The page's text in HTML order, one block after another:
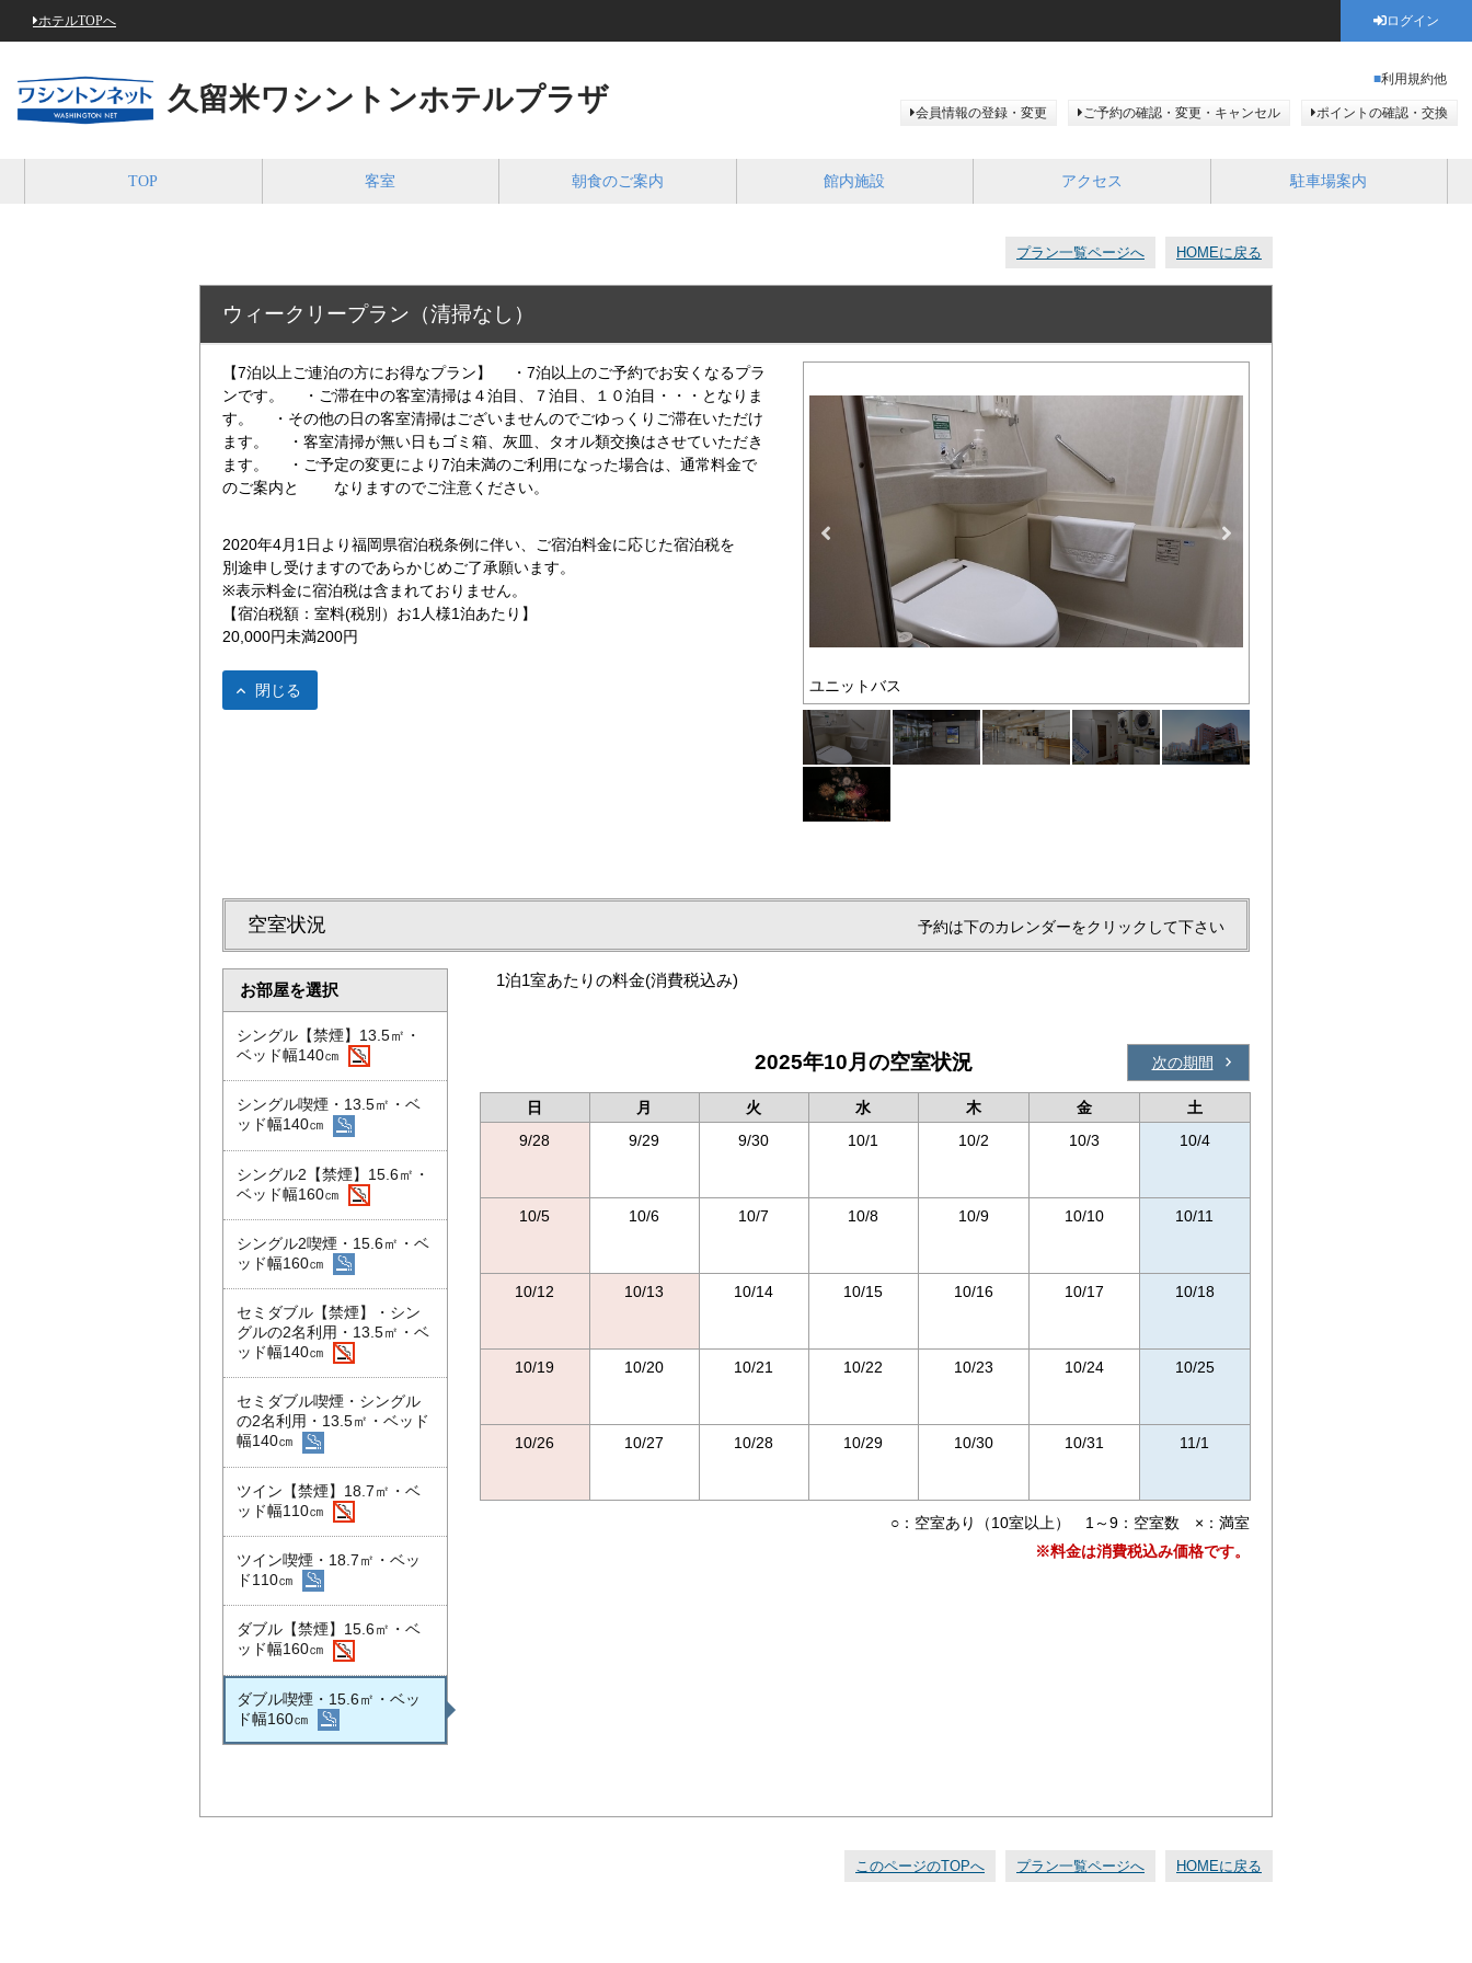
ホテルTOPへ ログイン
久留米ワシントンホテルプラザ
利用規約他
会員情報の登録・変更 ご予約の確認・変更・キャンセル ポイントの確認・交換
TOP 客室 朝食のご案内 館内施設 アクセス 駐車場案内
プラン一覧ページへ HOMEに戻る
ウィークリープラン（清掃なし）
【7泊以上ご連泊の方にお得なプラン】 ・7泊以上のご予約でお安くなるプラ
ンです。 ・ご滞在中の客室清掃は４泊目、７泊目、１０泊目・・・となりま
す。 ・その他の日の客室清掃はございませんのでごゆっくりご滞在いただけ
ます。 ・客室清掃が無い日もゴミ箱、灰皿、タオル類交換はさせていただき
ます。 ・ご予定の変更により7泊未満のご利用になった場合は、通常料金で
のご案内と なりますのでご注意ください。
2020年4月1日より福岡県宿泊税条例に伴い、ご宿泊料金に応じた宿泊税を
別途申し受けますのであらかじめご了承願います。
※表示料金に宿泊税は含まれておりません。
【宿泊税額：室料(税別）お1人様1泊あたり】
20,000円未満200円
閉じる エントランス・明治通り沿い
空室状況 予約は下のカレンダーをクリックして下さい
お部屋を選択
シングル【禁煙】13.5㎡・
ベッド幅140㎝
シングル喫煙・13.5㎡・ベ
ッド幅140㎝
シングル2【禁煙】15.6㎡・
ベッド幅160㎝
シングル2喫煙・15.6㎡・ベ
ッド幅160㎝
セミダブル【禁煙】・シン
グルの2名利用・13.5㎡・ベ
ッド幅140㎝
セミダブル喫煙・シングル
の2名利用・13.5㎡・ベッド
幅140㎝
ツイン【禁煙】18.7㎡・ベ
ッド幅110㎝
ツイン喫煙・18.7㎡・ベッ
ド110㎝
ダブル【禁煙】15.6㎡・ベ
ッド幅160㎝
ダブル喫煙・15.6㎡・ベッ
ド幅160㎝
1泊1室あたりの料金(消費税込み)
2025年10月の空室状況 次の期間
日 月 火 水 木 金
土
9/28
9/29 9/30 10/1 10/2 10/3 10/4
10/5 10/6 10/7 10/8 10/9 10/10 10/11
10/12 10/13 10/14 10/15 10/16 10/17 10/18
10/19 10/20 10/21 10/22 10/23 10/24 10/25
10/26 10/27 10/28 10/29 10/30 10/31 11/1
○：空室あり（10室以上） 1～9：空室数 ×：満室
※料金は消費税込み価格です。
このページのTOPへ プラン一覧ページへ HOMEに戻る